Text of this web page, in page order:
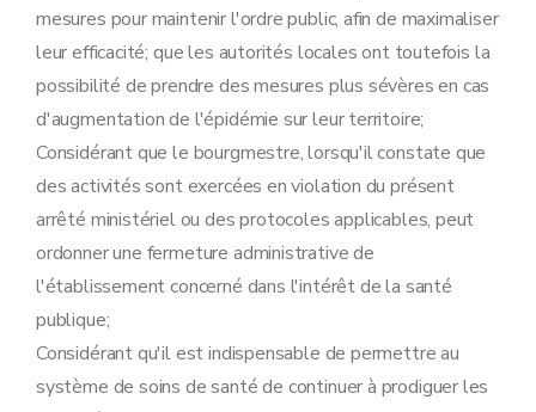
mesures pour maintenir l'ordre public, afin de maximaliser
leur efficacité; que les autorités locales ont toutefois la
possibilité de prendre des mesures plus sévères en cas
d'augmentation de l'épidémie sur leur territoire;
Considérant que le bourgmestre, lorsqu'il constate que
des activités sont exercées en violation du présent
arrêté ministériel ou des protocoles applicables, peut
ordonner une fermeture administrative de
l'établissement concerné dans l'intérêt de la santé
publique;
Considérant qu'il est indispensable de permettre au
système de soins de santé de continuer à prodiguer les